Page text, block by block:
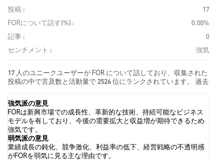
投稿 :
17
FORについて話す(%) :
0.00%
記事 :
0
センチメント :
強気
17 人のユニークユーザーが FOR について話しており、収集された
投稿の中で言及数と活動量で 2526 位にランクされています。 過去
強気 でした。 最後に、FOR に関するニュース記事が 0 件公開され
ました。 Twitterでは、75.00% のツイートが強気の感情を示し、
0.00% のツイートが弱気の感情を示しました。 25.00% のツイート
は FOR に対して中立的でした。 これらの感情分析は 4 件のツイー
トに基づいています。
強気派の意見
FORは新興市場での成長性、革新的な技術、持続可能なビジネス
モデルを有しており、今後の需要拡大と収益増が期待できるため
強気です。
弱気派の意見
業績成長の鈍化、競争激化、利益率の低下、経営戦略の不透明感
がFORを弱気に見る主な理由です。